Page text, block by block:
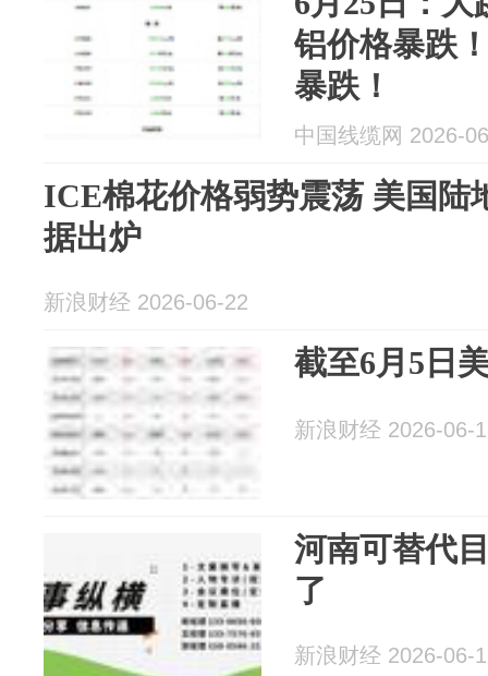
铝价格暴跌
暴跌！
中国线缆网 2026-
ICE棉花价格弱势震荡 美国陆
据出炉
新浪财经 2026-06-22
截至6月5日
新浪财经 2026-06-
河南可替代
了
新浪财经 2026-06-